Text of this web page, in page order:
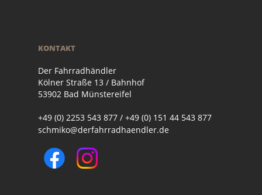
KONTAKT
Der Fahrradhändler
Kölner Straße 13 / Bahnhof
53902 Bad Münstereifel
+49 (0) 2253 543 877 / +49 (0) 151 44 543 877
schmiko@derfahrradhaendler.de